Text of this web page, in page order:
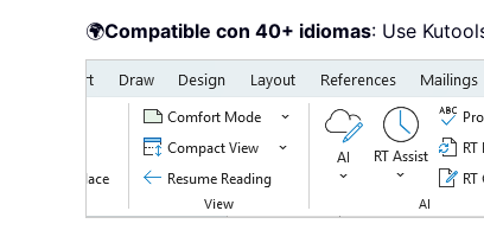
🌍Compatible con 40+ idiomas: Use